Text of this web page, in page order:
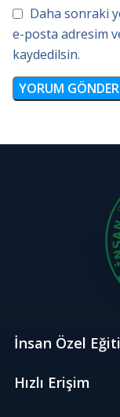
Daha sonraki
e-posta adresim
kaydedilsin.
İnsan Özel
Hızlı Erişim